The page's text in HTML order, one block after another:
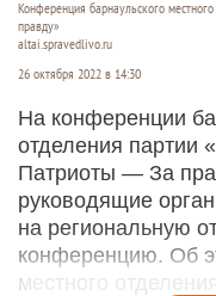
Конференция барнаульского
правду»
altai.spravedlivo.ru
26 октября 2022 в 14:30
На конференции
отделения партии
Патриоты — За
руководящие
на региональную
конференцию. Об
местного